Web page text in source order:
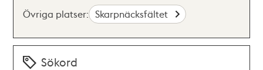
Övriga platser: Skarpnäcksfältet
Sökord